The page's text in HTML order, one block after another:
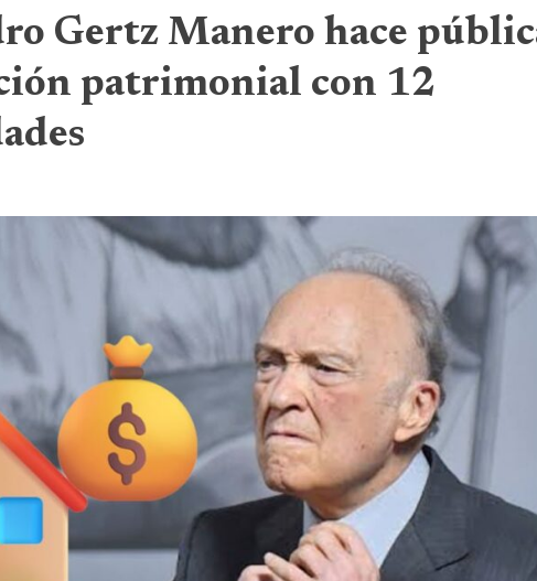
Gertz Manero hace
patrimonial con 12